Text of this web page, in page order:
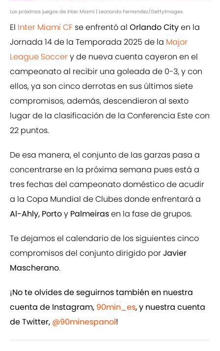
Los próximos juegos de Inter Miami | Leonardo Fernandez/GettyImages
El Inter Miami CF se enfrentó al Orlando Cityen la
Jornada 14 de la Temporada 2025 de la Major
League Soccery de nueva cuenta cayeron en el
campeonato al recibir una goleada de 0-3, y con
ellos, ya son cinco derrotas en sus últimos siete
compromisos, además, descendieron al sexto
lugar de la clasificación de la Conferencia Este con
22 puntos.
De esa manera, el conjunto de las garzas pasa a
concentrarse en la próxima semana pues está a
tres fechas del campeonato doméstico de acudir
a la Copa Mundial de Clubes donde enfrentará a
Al-Ahly, Portoy Palmeirasen la fase de grupos.
Te dejamos el calendario de los siguientes cinco
compromisos del conjunto dirigido porJavier
Mascherano.
¡No te olvides de seguirnos también en nuestra
cuenta de Instagram, 90min_es, y nuestra cuenta
de Twitter, @90minespanol!